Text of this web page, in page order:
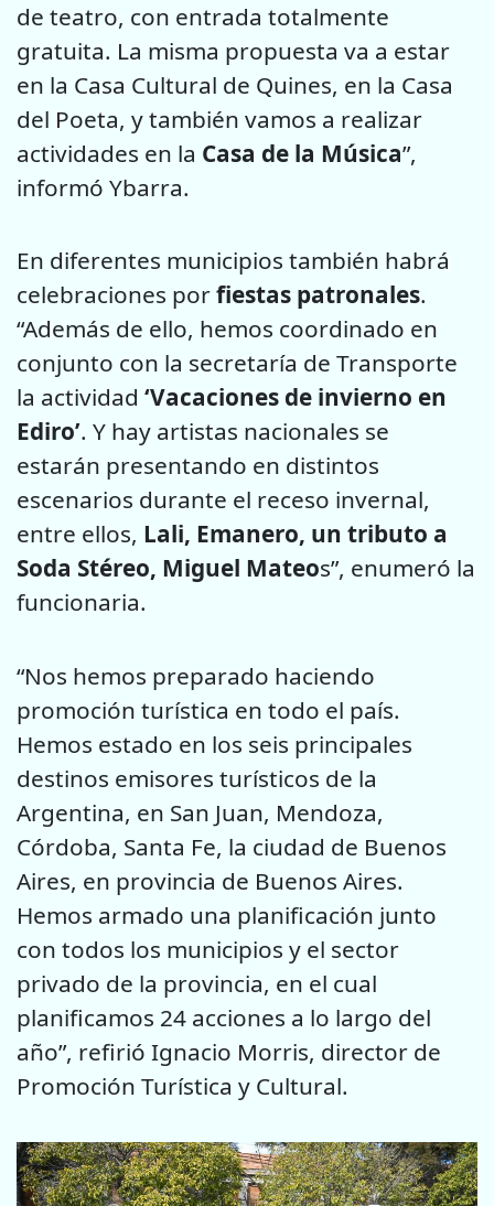
de teatro, con entrada totalmente
gratuita. La misma propuesta va a estar
en la Casa Cultural de Quines, en la Casa
del Poeta, y también vamos a realizar
actividades en la Casa de la Música”,
informó Ybarra.
En diferentes municipios también habrá
celebraciones porfiestas patronales.
“Además de ello, hemos coordinado en
conjunto con la secretaría de Transporte
la actividad ‘Vacaciones de invierno en
Ediro’. Y hay artistas nacionales se
estarán presentando en distintos
escenarios durante el receso invernal,
entre ellos, Lali, Emanero, un tributo a
Soda Stéreo, Miguel Mateos”, enumeró la
funcionaria.
“Nos hemos preparado haciendo
promoción turística en todo el país.
Hemos estado en los seis principales
destinos emisores turísticos de la
Argentina, en San Juan, Mendoza,
Córdoba, Santa Fe, la ciudad de Buenos
Aires, en provincia de Buenos Aires.
Hemos armado una planificación junto
con todos los municipios y el sector
privado de la provincia, en el cual
planificamos 24 acciones a lo largo del
año”, refirió Ignacio Morris, director de
Promoción Turística y Cultural.